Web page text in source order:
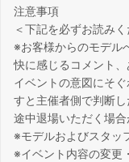
注意事項
＜下記を必ずお読みく
※お客様からのモデル
快に感じるコメント、
イベントの意図にそ
すと主催者側で判断
途中退場いただく場合
※モデルおよびスタッ
※イベント内容の変更